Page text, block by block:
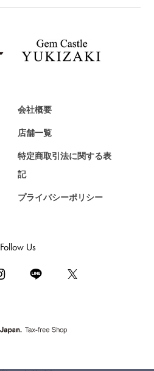
会社概要
店舗一覧
特定商取引法に関する表
記
プライバシーポリシー
Follow Us